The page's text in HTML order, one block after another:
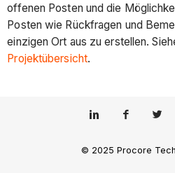
offenen Posten und die
Posten wie Rückfragen und
einzigen Ort aus zu erstellen.
Projektübersicht.
© 2025 Procore